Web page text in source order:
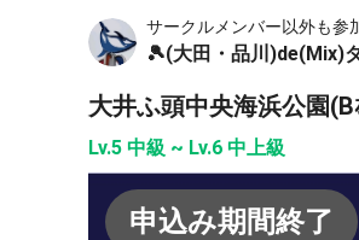
サークルメンバー以外も参
🎾(大田・品川)de(Mix)
大井ふ頭中央海浜公園
Lv.5 中級 ~ Lv.6 中上級
申込み期間終了